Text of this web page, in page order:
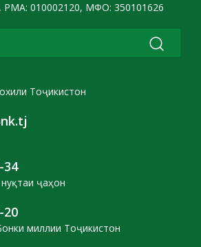
РМА: 010002120, МФО: 350101626
Тоҷикистон
34
ҷаҳон
20
миллии Тоҷикистон